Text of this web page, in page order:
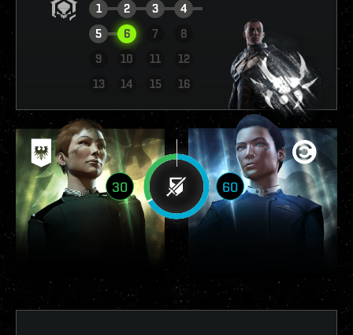
1
2 3
4
5
6 7
8
9
10 11
12
13
14 15 16
ПОСМОТРЕТЬ ОТЧЁТ
30 60